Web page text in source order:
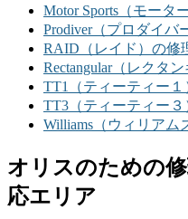
Motor Sports（モータ
Prodiver（プロダイバ
RAID（レイド）の修
Rectangular（レクタ
TT1（ティーティー
TT3（ティーティー
Williams（ウィリアム
オリスのための
応エリア